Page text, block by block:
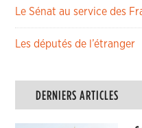
Le Sénat au service des
Les députés de l’étranger
DERNIERS ARTICLES